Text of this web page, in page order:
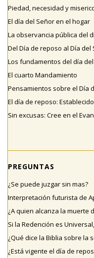
Piedad, necesidad y
El día del Señor en el hogar
La observancia pública del
Del Día de reposo al Día del
Los fundamentos del día
El cuarto Mandamiento
Pensamientos sobre el Día
El día de reposo:
Sin excusas: Cree en el
PREGUNTAS
¿Se puede juzgar sin mas?
Interpretación futurista de
¿A quien alcanza la muerte
Si la Redención es
¿Qué dice la Biblia sobre la
¿Está vigente el día de